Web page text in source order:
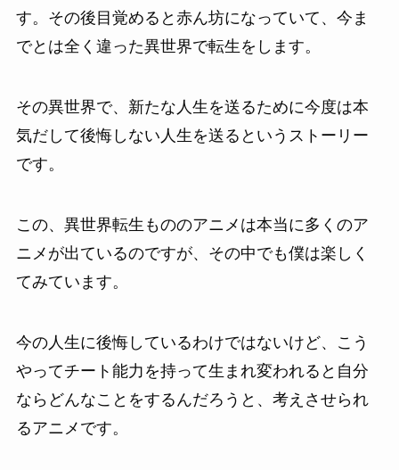
す。その後目覚めると赤ん坊になっていて、今ま
でとは全く違った異世界で転生をします。
その異世界で、新たな人生を送るために今度は本
気だして後悔しない人生を送るというストーリー
です。
この、異世界転生もののアニメは本当に多くのア
ニメが出ているのですが、その中でも僕は楽しく
てみています。
今の人生に後悔しているわけではないけど、こう
やってチート能力を持って生まれ変われると自分
ならどんなことをするんだろうと、考えさせられ
るアニメです。